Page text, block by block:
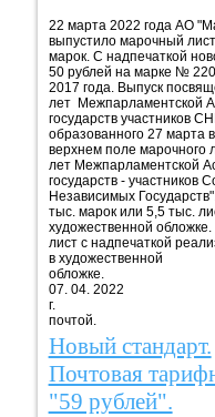
22 марта 2022 года АО
выпустило марочный
марок. С надпечаткой
50 рублей на марке №
2017 года. Выпуск
лет Межпарламентской
государств участников
образованного 27 марта
верхнем поле марочного
лет Межпарламентской
государств - участников
Независимых
тыс. марок или 5,5 тыс.
художественной
лист с надпечаткой
в художественной
07. 04. 2022
г.
почтой.
Новый стандарт.
Почтовая
"59 рублей".